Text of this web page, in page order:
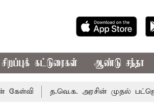
சிறப்புக் கட்டுரைகள் ஆண்டு சந்தா
த.வெ.க. அரசின் முதல் பட்ஜெட்: